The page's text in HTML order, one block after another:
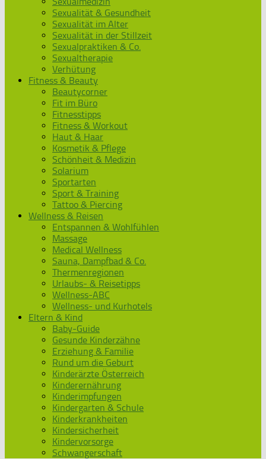
Sexualität & Gesundheit
Sexualität im Alter
Sexualität in der Stillzeit
Sexualpraktiken & Co.
Sexualtherapie
Verhütung
Fitness & Beauty
Beautycorner
Fit im Büro
Fitnesstipps
Fitness & Workout
Haut & Haar
Kosmetik & Pflege
Schönheit & Medizin
Solarium
Sportarten
Sport & Training
Tattoo & Piercing
Wellness & Reisen
Entspannen & Wohlfühlen
Massage
Medical Wellness
Sauna, Dampfbad & Co.
Thermenregionen
Urlaubs- & Reisetipps
Wellness-ABC
Wellness- und Kurhotels
Eltern & Kind
Baby-Guide
Gesunde Kinderzähne
Erziehung & Familie
Rund um die Geburt
Kinderärzte Österreich
Kinderernährung
Kinderimpfungen
Kindergarten & Schule
Kinderkrankheiten
Kindersicherheit
Kindervorsorge
Schwangerschaft